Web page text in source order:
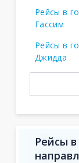
Рейсы в
Гассим
Рейсы в
Джидда
Рейсы